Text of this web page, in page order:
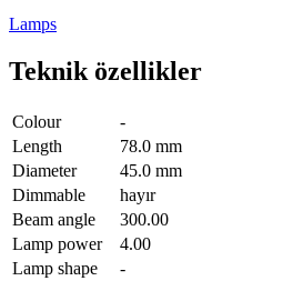
Lamps
Teknik özellikler
Colour
-
Length
78.0 mm
Diameter
45.0 mm
Dimmable
hayır
Beam angle
300.00
Lamp power
4.00
Lamp shape
-